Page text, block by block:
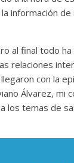
información
al final todo ha
relaciones
con la
Álvarez, mi
temas de